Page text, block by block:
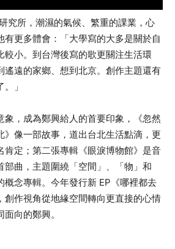
究所，潮濕的氣候、繁重的課業，心
有更多體會：「大學寫的大多是關於自
較小。到台灣後寫的歌更關注生活環
遙遠的家鄉、想到北京。創作主題還有
」
象，成為鄭興給人的首要印象，《忽然
》像一部故事，道出台北生活點滴，更
肯定；第二張專輯《眼淚博物館》是音
部曲，主題圍繞「空間」、「物」和
概念專輯。今年發行新 EP《哪裡都去
創作視角從地緣空間轉向更直接的心情
向的鄭興。